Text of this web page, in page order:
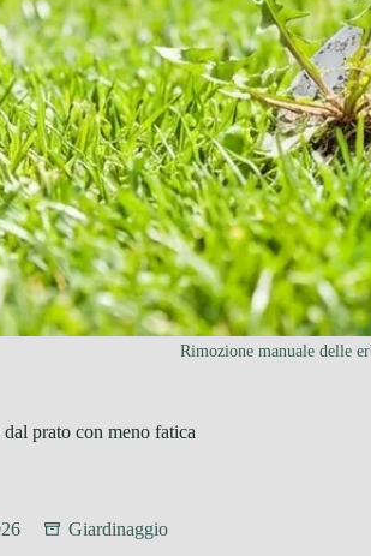
Rimozione manuale delle
prato con meno fatica
Giardinaggio